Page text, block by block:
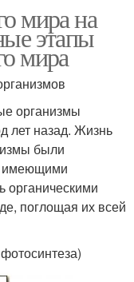
мира на
этапы
мира
организмы
лет назад. Жизнь
были
имеющими
поглощая их всей